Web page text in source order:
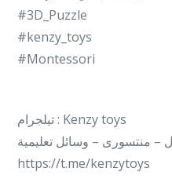
#3D_Puzzle
#kenzy_toys
#Montessori
تيلجرام : Kenzy toys
– منتسورى – وسائل تعليمية
https://t.me/kenzytoys